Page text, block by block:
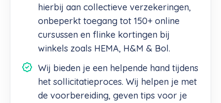
hierbij aan collectieve verzekeringen,
onbeperkt toegang tot 150+ online
cursussen en flinke kortingen bij
winkels zoals HEMA, H&M & Bol.
Wij bieden je een helpende hand tijdens
het sollicitatieproces. Wij helpen je met
de voorbereiding, geven tips voor je